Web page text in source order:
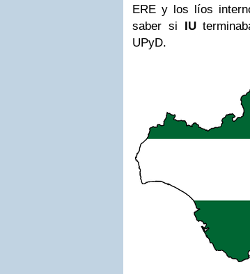
ERE y los líos
saber si IU
UPyD.